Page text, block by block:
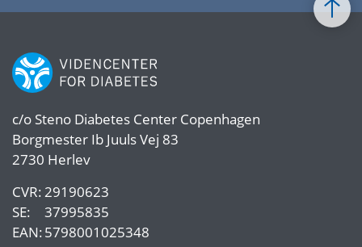
c/o Steno Diabetes Center Copenhagen
Borgmester Ib Juuls Vej 83
2730 Herlev
CVR: 29190623
SE:
37995835
EAN:5798001025348